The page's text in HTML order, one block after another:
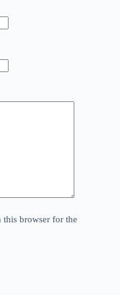
this browser for the